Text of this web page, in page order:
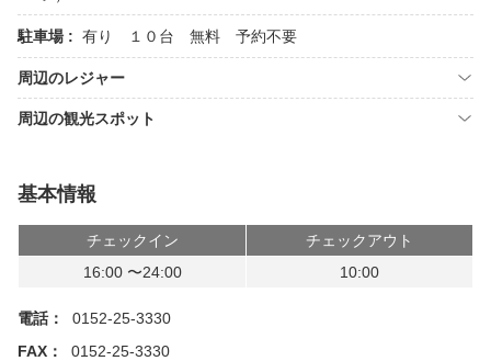
駐車場 : 有り １０台 無料 予約不要
周辺のレジャー
周辺の観光スポット
基本情報
チェックイン
チェックアウト
16:00 〜24:00
10:00
電話：
0152-25-3330
FAX：
0152-25-3330